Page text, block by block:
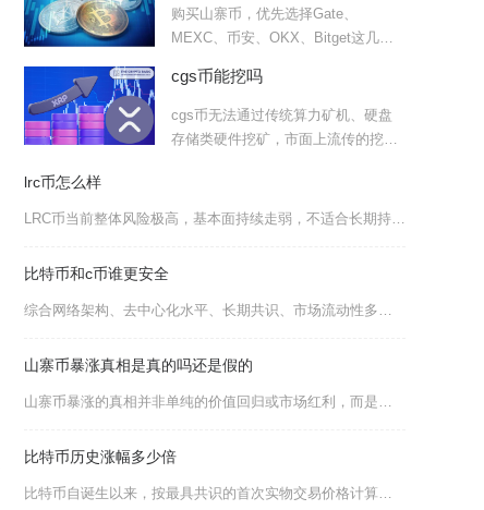
购买山寨币，优先选择Gate、
MEXC、币安、OKX、Bitget这几家
cgs币能挖吗
cgs币无法通过传统算力矿机、硬盘
存储类硬件挖矿，市面上流传的挖矿
lrc币怎么样
LRC币当前整体风险极高，基本面持续走弱，不适合长期持仓，仅能承受高波动风险的交易者可短期
比特币和c币谁更安全
综合网络架构、去中心化水平、长期共识、市场流动性多重维度对比，比特币的安全性远高于C币这类
山寨币暴涨真相是真的吗还是假的
山寨币暴涨的真相并非单纯的价值回归或市场红利，而是真假交织、资金炒作与市场操纵主导的结果，
比特币历史涨幅多少倍
比特币自诞生以来，按最具共识的首次实物交易价格计算，历史最高涨幅已超5000万倍，截至20